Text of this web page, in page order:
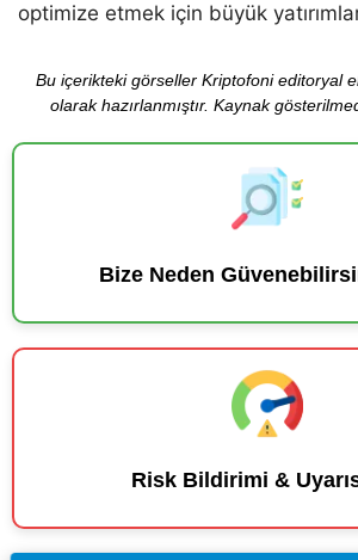
optimize etmek için büyük
Bu içerikteki görseller Kriptofoni editoryal
olarak hazırlanmıştır. Kaynak
Bize Neden
Risk Bildirimi &